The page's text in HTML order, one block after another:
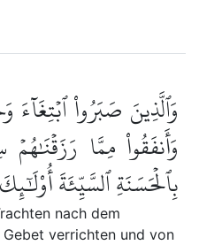
وَٱلَّذِينَ صَبَرُواْ ٱبۡتِغَآءَ
وَأَنفَقُواْ مِمَّا
بِٱلۡحَسَنَةِ ٱلسَّيِّئَةَ
nach dem
verrichten und von